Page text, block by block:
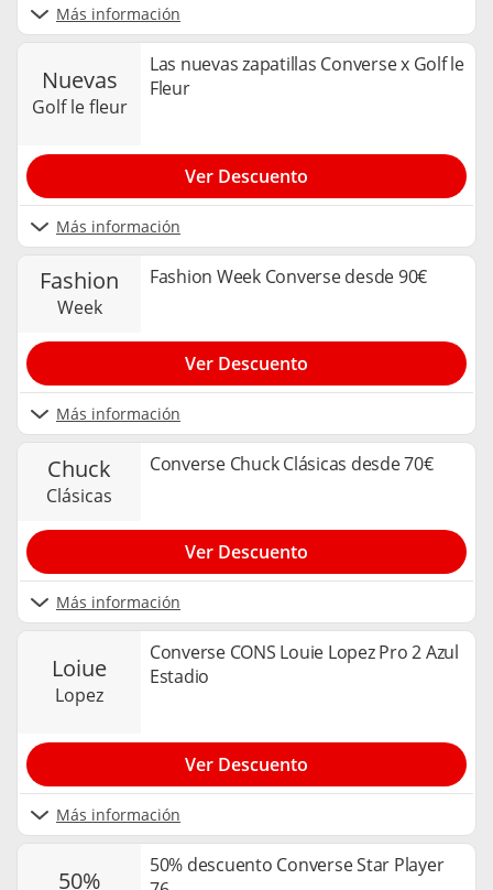
Más información
nuevas
golf le fleur
Las nuevas zapatillas Converse x Golf le
Fleur
Más información
Ver Descuento
fashion
week
Fashion Week Converse desde 90€
Más información
Ver Descuento
chuck
clásicas
Converse Chuck Clásicas desde 70€
Más información
Ver Descuento
loiue
lopez
Converse CONS Louie Lopez Pro 2 Azul
Estadio
Más información
Ver Descuento
50%
50% descuento Converse Star Player